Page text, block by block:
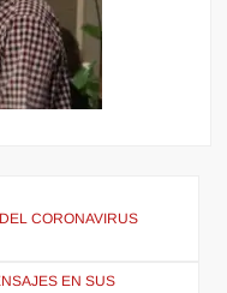
CORONAVIRUS
EN SUS